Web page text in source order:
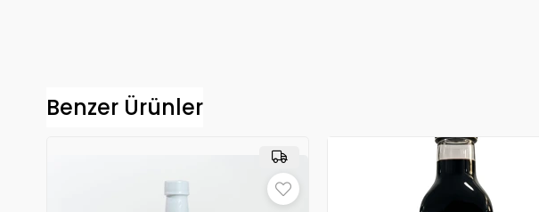
Benzer Ürünler